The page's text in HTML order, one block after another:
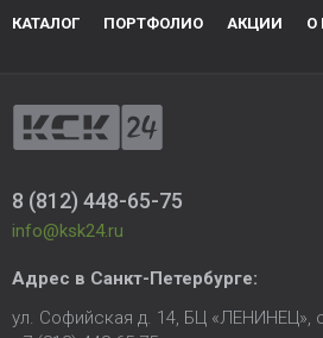
КАТАЛОГ ПОРТФОЛИО АКЦИИ О
8 (812) 448-65-75
info@ksk24.ru
Адрес в Санкт-Петербурге:
ул. Софийская д. 14, БЦ «ЛЕНИНЕЦ»,